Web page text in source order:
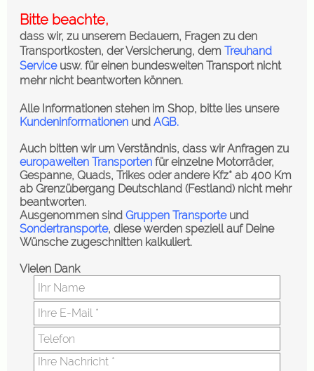
Bitte beachte,
dass wir, zu unserem Bedauern, Fragen zu den
Transportkosten, der Versicherung, dem Treuhand
Serviceusw. für einen bundesweiten Transport nicht
mehr nicht beantworten können.
Alle Informationen stehen im Shop, bitte lies unsere
Kundeninformationen und AGB.
Auch bitten wir um Verständnis, dass wir Anfragen zu
europaweiten Transporten für einzelne Motorräder,
Gespanne, Quads, Trikes oder andere Kfz* ab 400 Km
ab Grenzübergang Deutschland (Festland) nicht mehr
beantworten.
Ausgenommen sind Gruppen Transporteund
Sondertransporte, diese werden speziell auf Deine
Wünsche zugeschnitten kalkuliert.
Vielen Dank